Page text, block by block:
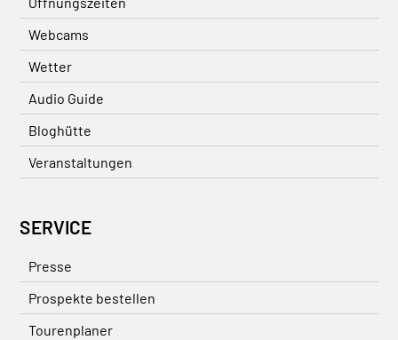
Webcams
Wetter
Audio Guide
Bloghütte
Veranstaltungen
SERVICE
Presse
Prospekte bestellen
Tourenplaner